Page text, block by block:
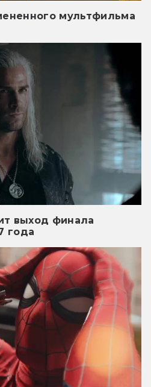
мультфильма
выход финала
года